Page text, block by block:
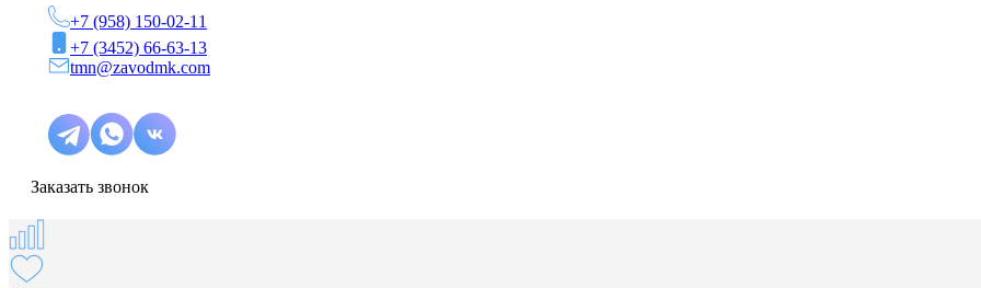
+7 (958) 150-02-11
+7 (3452) 66-63-13
tmn@zavodmk.com
Заказать звонок